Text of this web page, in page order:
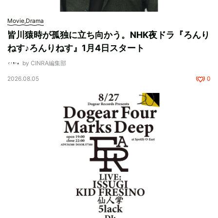
Movie,Drama
皆川猿時が孤独に立ち向かう。NHK夜ドラ『ろんり
ねす♪ろんりねす』1月4日スタート
by CINRA編集部
2026.08.05 0